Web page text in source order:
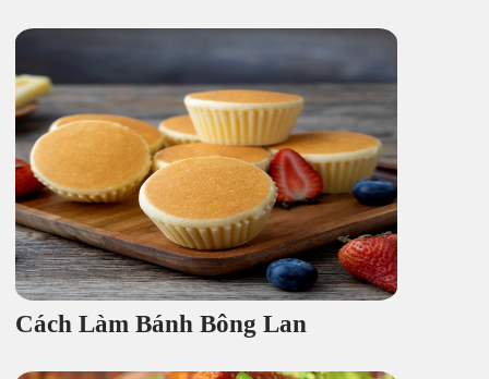
Cách Làm Bánh Bông Lan